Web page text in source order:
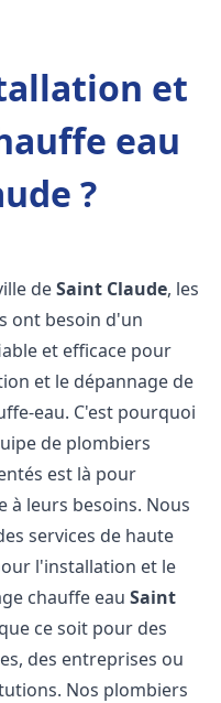
et
eau
?
deSaint Claude, les
ont besoin d'un
et efficace pour
et le dépannage de
eau. C'est pourquoi
de plombiers
est là pour
à leurs besoins. Nous
services de haute
l'installation et le
chauffe eauSaint
ce soit pour des
des entreprises ou
Nos plombiers